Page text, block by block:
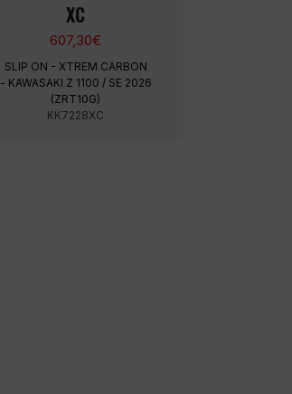
XC
607,30€
SLIP ON - XTREM CARBON
- KAWASAKI Z 1100 / SE 2026
(ZRT10G)
KK7228XC